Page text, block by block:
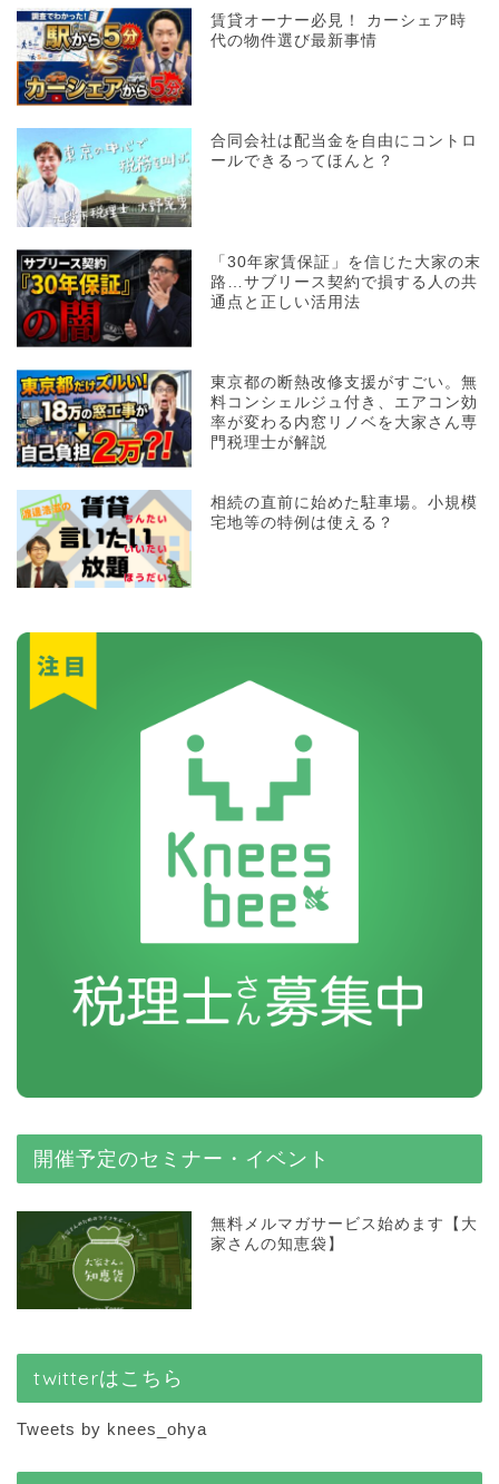
賃貸オーナー必見！ カーシェア時
代の物件選び最新事情
合同会社は配当金を自由にコントロ
ールできるってほんと？
「30年家賃保証」を信じた大家の末
路…サブリース契約で損する人の共
通点と正しい活用法
東京都の断熱改修支援がすごい。無
料コンシェルジュ付き、エアコン効
率が変わる内窓リノベを大家さん専
門税理士が解説
相続の直前に始めた駐車場。小規模
宅地等の特例は使える？
開催予定のセミナー・イベント
無料メルマガサービス始めます【大
家さんの知恵袋】
twitterはこちら
Tweets by knees_ohya